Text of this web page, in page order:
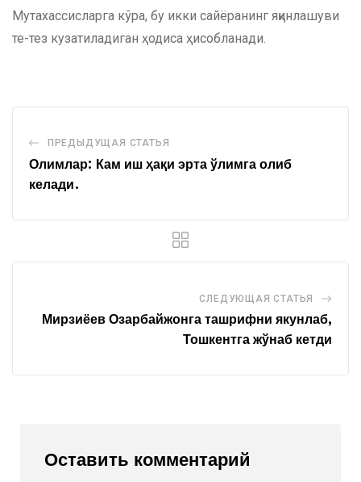
Мутахассисларга кўра, бу икки сайёранинг яқинлашуви
те-тез кузатиладиган ҳодиса ҳисобланади.
ПРЕДЫДУЩАЯ СТАТЬЯ
Олимлар: Кам иш ҳақи эрта ўлимга олиб
келади.
СЛЕДУЮЩАЯ СТАТЬЯ
Мирзиёев Озарбайжонга ташрифни якунлаб,
Тошкентга жўнаб кетди
Оставить комментарий